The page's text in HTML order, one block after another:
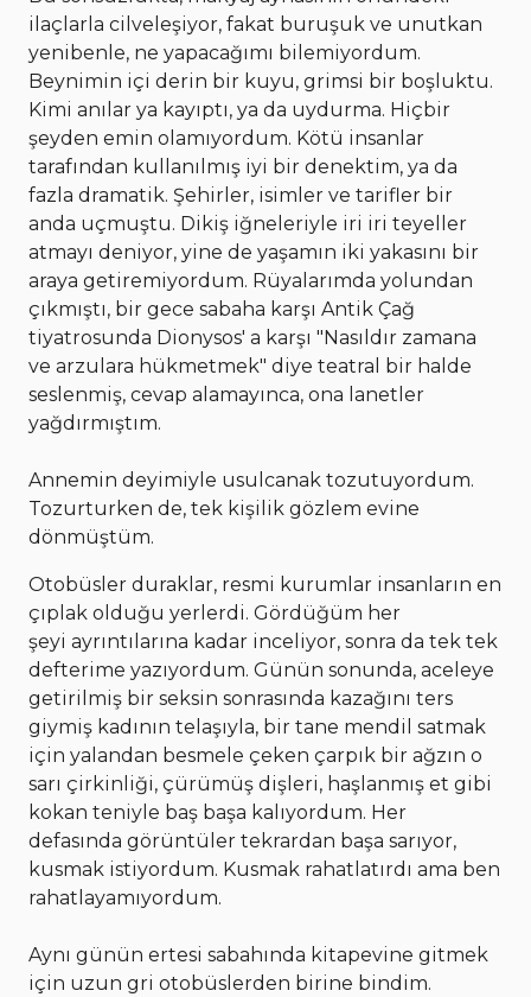
ilaçlarla cilveleşiyor, fakat buruşuk ve unutkan
yenibenle, ne yapacağımı bilemiyordum.
Beynimin içi derin bir kuyu, grimsi bir boşluktu.
Kimi anılar ya kayıptı, ya da uydurma. Hiçbir
şeyden emin olamıyordum. Kötü insanlar
tarafından kullanılmış iyi bir denektim, ya da
fazla dramatik. Şehirler, isimler ve tarifler bir
anda uçmuştu. Dikiş iğneleriyle iri iri teyeller
atmayı deniyor, yine de yaşamın iki yakasını bir
araya getiremiyordum. Rüyalarımda yolundan
çıkmıştı, bir gece sabaha karşı Antik Çağ
tiyatrosunda Dionysos' a karşı "Nasıldır zamana
ve arzulara hükmetmek" diye teatral bir halde
seslenmiş, cevap alamayınca, ona lanetler
yağdırmıştım.
Annemin deyimiyle usulcanak tozutuyordum.
Tozurturken de, tek kişilik gözlem evine
dönmüştüm.
Otobüsler duraklar, resmi kurumlar insanların en
çıplak olduğu yerlerdi. Gördüğüm her
şeyi ayrıntılarına kadar inceliyor, sonra da tek tek
defterime yazıyordum. Günün sonunda, aceleye
getirilmiş bir seksin sonrasında kazağını ters
giymiş kadının telaşıyla, bir tane mendil satmak
için yalandan besmele çeken çarpık bir ağzın o
sarı çirkinliği, çürümüş dişleri, haşlanmış et gibi
kokan teniyle baş başa kalıyordum. Her
defasında görüntüler tekrardan başa sarıyor,
kusmak istiyordum. Kusmak rahatlatırdı ama ben
rahatlayamıyordum.
Aynı günün ertesi sabahında kitapevine gitmek
için uzun gri otobüslerden birine bindim.